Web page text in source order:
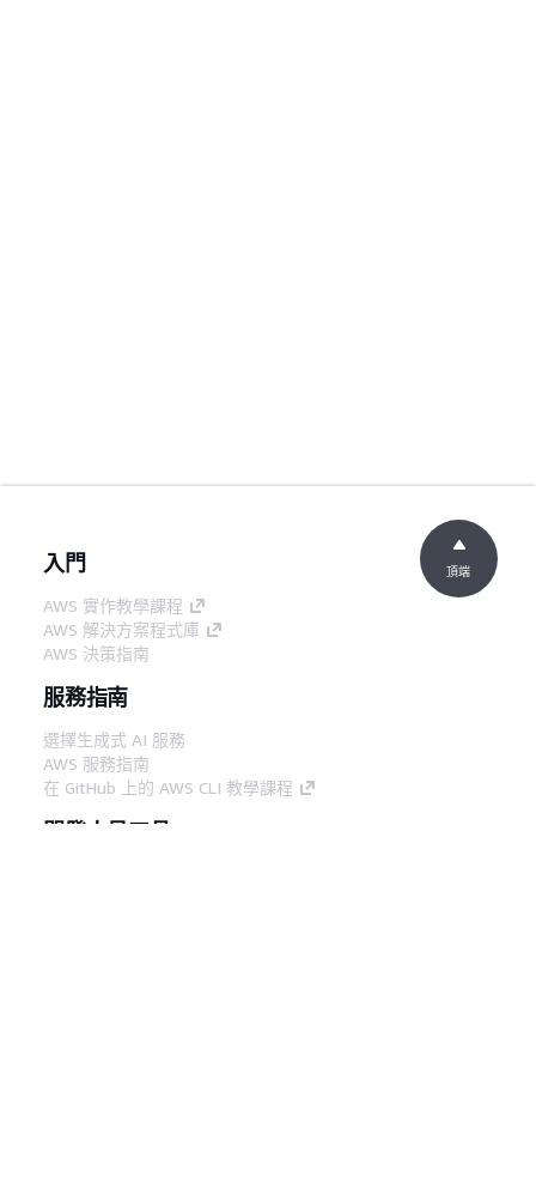
入門
AWS 實作教學課程
AWS 解決方案程式庫
AWS 決策指南
服務指南
選擇生成式 AI 服務
AWS 服務指南
在 GitHub 上的 AWS CLI 教學課程
開發人員工具
頂端